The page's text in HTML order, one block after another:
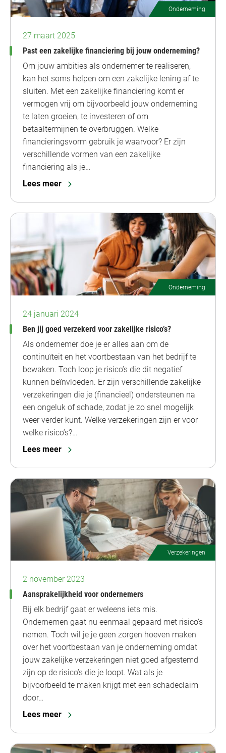
Onderneming
27 maart 2025
Past een zakelijke financiering bij jouw onderneming?
Om jouw ambities als ondernemer te realiseren,
kan het soms helpen om een zakelijke lening af te
sluiten. Met een zakelijke financiering komt er
vermogen vrij om bijvoorbeeld jouw onderneming
te laten groeien, te investeren of om
betaaltermijnen te overbruggen. Welke
financieringsvorm gebruik je waarvoor? Er zijn
verschillende vormen van een zakelijke
financiering als je…
Lees meer
Onderneming
24 januari 2024
Ben jij goed verzekerd voor zakelijke risico’s?
Als ondernemer doe je er alles aan om de
continuïteit en het voortbestaan van het bedrijf te
bewaken. Toch loop je risico’s die dit negatief
kunnen beïnvloeden. Er zijn verschillende zakelijke
verzekeringen die je (financieel) ondersteunen na
een ongeluk of schade, zodat je zo snel mogelijk
weer verder kunt. Welke verzekeringen zijn er voor
welke risico’s?…
Lees meer
Verzekeringen
2 november 2023
Aansprakelijkheid voor ondernemers
Bij elk bedrijf gaat er weleens iets mis.
Ondernemen gaat nu eenmaal gepaard met risico’s
nemen. Toch wil je je geen zorgen hoeven maken
over het voortbestaan van je onderneming omdat
jouw zakelijke verzekeringen niet goed afgestemd
zijn op de risico’s die je loopt. Wat als je
bijvoorbeeld te maken krijgt met een schadeclaim
door…
Lees meer